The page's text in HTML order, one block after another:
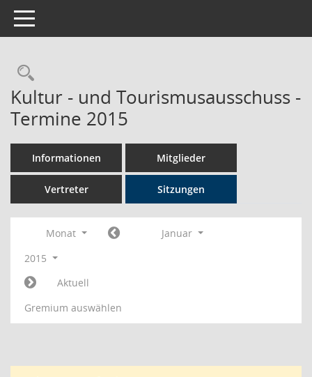
Toggle navigation
Rechercheauswahl
Kultur - und Tourismusausschuss -
Termine 2015
Informationen Mitglieder
Vertreter Sitzungen
Monat
Januar
2015
Aktuell
Gremium auswählen